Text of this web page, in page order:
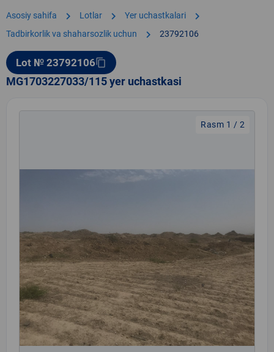
Asosiy sahifa chevron_right Lotlar chevron_right Yer uchastkalari chevron_right
Tadbirkorlik va shaharsozlik uchun chevron_right 23792106
Lot № 23792106content_copy
MG1703227033/115 yer uchastkasi
Rasm 1 / 2